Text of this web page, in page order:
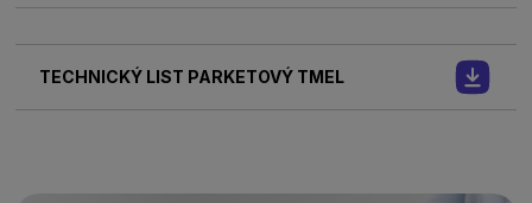
TECHNICKÝ LIST PARKETOVÝ TMEL